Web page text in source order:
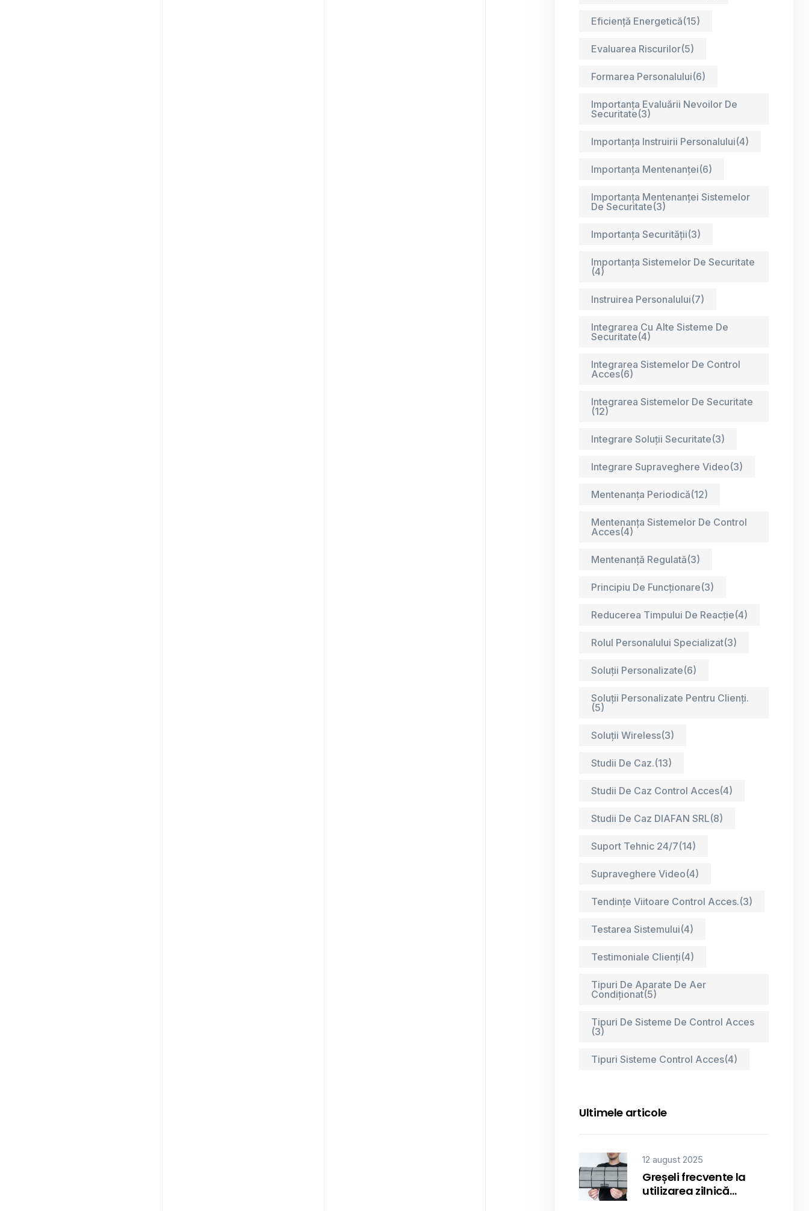
Eficiență Energetică(15)
Evaluarea Riscurilor(5)
Formarea Personalului(6)
Importanța Evaluării Nevoilor De
Securitate(3)
Importanța Instruirii Personalului(4)
Importanța Mentenanței(6)
Importanța Mentenanței Sistemelor
De Securitate(3)
Importanța Securității(3)
Importanța Sistemelor De Securitate
(4)
Instruirea Personalului(7)
Integrarea Cu Alte Sisteme De
Securitate(4)
Integrarea Sistemelor De Control
Acces(6)
Integrarea Sistemelor De Securitate
(12)
Integrare Soluții Securitate(3)
Integrare Supraveghere Video(3)
Mentenanța Periodică(12)
Mentenanța Sistemelor De Control
Acces(4)
Mentenanță Regulată(3)
Principiu De Funcționare(3)
Reducerea Timpului De Reacție(4)
Rolul Personalului Specializat(3)
Soluții Personalizate(6)
Soluții Personalizate Pentru Clienți.
(5)
Soluții Wireless(3)
Studii De Caz.(13)
Studii De Caz Control Acces(4)
Studii De Caz DIAFAN SRL(8)
Suport Tehnic 24/7(14)
Supraveghere Video(4)
Tendințe Viitoare Control Acces.(3)
Testarea Sistemului(4)
Testimoniale Clienți(4)
Tipuri De Aparate De Aer
Condiționat(5)
Tipuri De Sisteme De Control Acces
(3)
Tipuri Sisteme Control Acces(4)
Ultimele articole
12 august 2025
Greșeli frecvente la
utilizarea zilnică…